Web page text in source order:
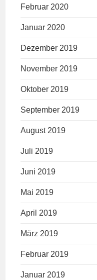
Februar 2020
Januar 2020
Dezember 2019
November 2019
Oktober 2019
September 2019
August 2019
Juli 2019
Juni 2019
Mai 2019
April 2019
März 2019
Februar 2019
Januar 2019